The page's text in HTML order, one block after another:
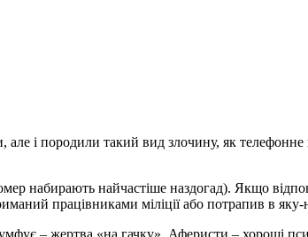
і породили такий вид злочину, як
набирають найчастіше наздогад). Якщо
працівниками міліції або потрапив в
– жертва «на гачку». Аферисти – хороші